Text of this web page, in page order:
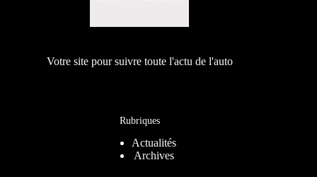
Votre site pour suivre toute l'actu de l'auto
Rubriques
Actualités
Archives